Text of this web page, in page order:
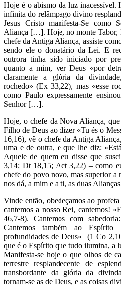
Hoje é o abismo da luz inacessível.
infinita do relâmpago divino
Jesus Cristo manifesta-Se como
Aliança […]. Hoje, no monte Tabor,
chefe da Antiga Aliança, assiste
sendo ele o donatário da Lei. E
outrora tinha sido iniciado por
quanto a mim, ver Deus «por
claramente a glória da
rochedo» (Ex 33,22), mas «esse
como Paulo expressamente
Senhor […].
Hoje, o chefe da Nova Aliança,
Filho de Deus ao dizer «Tu és o
16,16), vê o chefe da Antiga
uma e de outra, e que lhe diz:
Aquele de quem eu disse que
3,14; Dt 18,15; Act 3,22) – como
chefe do povo novo, mas superior a
nos dá, a mim e a ti, as duas
Vinde então, obedeçamos ao
cantemos a nosso Rei, cantemos!
46,7-8). Cantemos com
Cantemos também ao
profundidades de Deus» (1 Co
que é o Espírito que tudo ilumina, a
Manifesta-se hoje o que olhos de
terrestre resplandecente de
transbordante da glória da
tornam-se as de Deus, e as coisas